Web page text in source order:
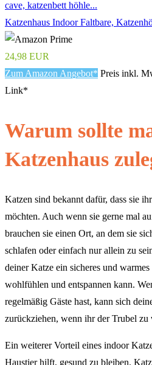
Katzenhaus Indoor Faltbare,
24,98 EUR
Zum Amazon Angebot* Preis inkl.
Link*
Warum sollte
Katzenhaus
Katzen sind bekannt dafür, dass sie
möchten. Auch wenn sie gerne mal
brauchen sie einen Ort, an dem sie
schlafen oder einfach nur allein zu
deiner Katze ein sicheres und
wohlfühlen und entspannen kann.
regelmäßig Gäste hast, kann sich
zurückziehen, wenn ihr der Trubel
Ein weiterer Vorteil eines indoor
Haustier hilft, gesund zu bleiben.